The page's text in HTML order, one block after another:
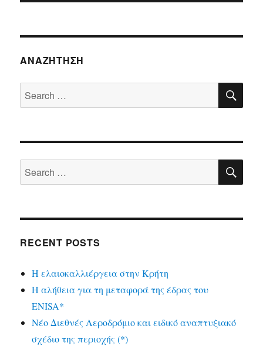
ΑΝΑΖΉΤΗΣΗ
Search
for:
Search
for:
RECENT POSTS
Η ελαιοκαλλιέργεια στην Κρήτη
Η αλήθεια για τη μεταφορά της έδρας του
ENISA*
Νέο Διεθνές Αεροδρόμιο και ειδικό αναπτυξιακό
σχέδιο της περιοχής (*)